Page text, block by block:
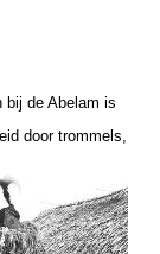
bij de Abelam is
door trommels,